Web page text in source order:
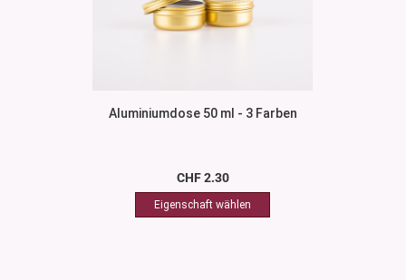
Aluminiumdose 50 ml - 3 Farben
CHF 2.30